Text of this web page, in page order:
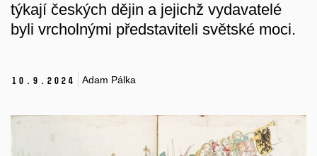
týkají českých dějin a jejichž vydavatelé
byli vrcholnými představiteli světské moci.
10. 9. 2024 Adam Pálka